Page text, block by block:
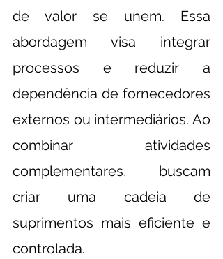
de valor se unem. Essa
abordagem visa integrar
processos e reduzir a
dependência de fornecedores
externos ou intermediários. Ao
combinar atividades
complementares, buscam
criar uma cadeia de
suprimentos mais eficiente e
controlada.